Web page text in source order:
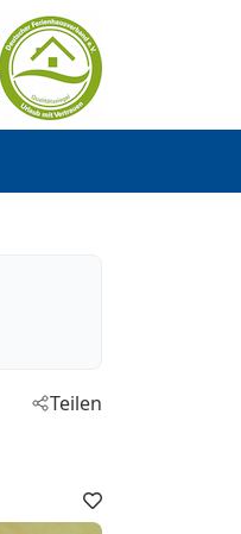
Teilen